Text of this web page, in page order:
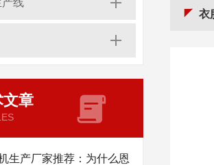
线
章
生产厂家推荐：为什么恩
衣